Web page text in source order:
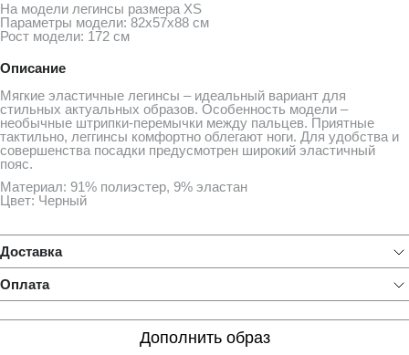
На модели легинсы размера XS
Параметры модели: 82х57х88 см
Рост модели: 172 см
Описание
Мягкие эластичные легинсы – идеальный вариант для
стильных актуальных образов. Особенность модели –
необычные штрипки-перемычки между пальцев. Приятные
тактильно, леггинсы комфортно облегают ноги. Для удобства и
совершенства посадки предусмотрен широкий эластичный
пояс.
Материал: 91% полиэстер, 9% эластан
Цвет: Черный
Доставка
Оплата
Дополнить образ